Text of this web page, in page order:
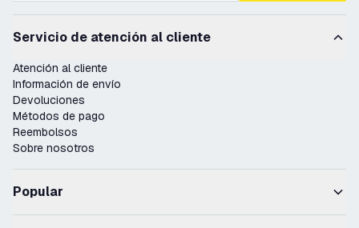
Servicio de atención al cliente
Atención al cliente
Información de envío
Devoluciones
Métodos de pago
Reembolsos
Sobre nosotros
Popular